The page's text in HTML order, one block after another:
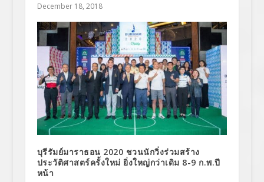
December 18, 2018
บุรีรัมย์มาราธอน 2020 ชวนนักวิ่งร่วมสร้าง
ประวัติศาสตร์ครั้งใหม่ ยิ่งใหญ่กว่าเดิม 8-9 ก.พ.ปี
หน้า